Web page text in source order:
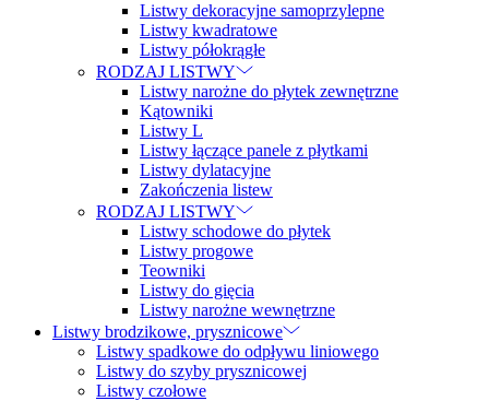
Listwy dekoracyjne samoprzylepne
Listwy kwadratowe
Listwy półokrągłe
RODZAJ LISTWY
Listwy narożne do płytek zewnętrzne
Kątowniki
Listwy L
Listwy łączące panele z płytkami
Listwy dylatacyjne
Zakończenia listew
RODZAJ LISTWY
Listwy schodowe do płytek
Listwy progowe
Teowniki
Listwy do gięcia
Listwy narożne wewnętrzne
Listwy brodzikowe, prysznicowe
Listwy spadkowe do odpływu liniowego
Listwy do szyby prysznicowej
Listwy czołowe